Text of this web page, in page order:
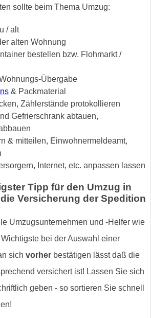
sollte beim Thema Umzug:
/ alt
alten Wohnung
bestellen bzw. Flohmarkt /
Übergabe
& Packmaterial
Zählerstände protokollieren
Gefrierschrank abtauen,
& mitteilen, Einwohnermeldeamt,
Internet, etc. anpassen lassen
Tipp für den Umzug in
Versicherung der Spedition
Umzugsunternehmen und -Helfer wie
bei der Auswahl einer
sich vorher bestätigen lässt daß die
versichert ist! Lassen Sie sich
geben - so sortieren Sie schnell